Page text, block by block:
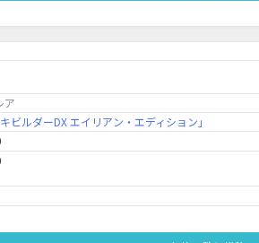
ア
ビルダーDX エイリアン・エディション」